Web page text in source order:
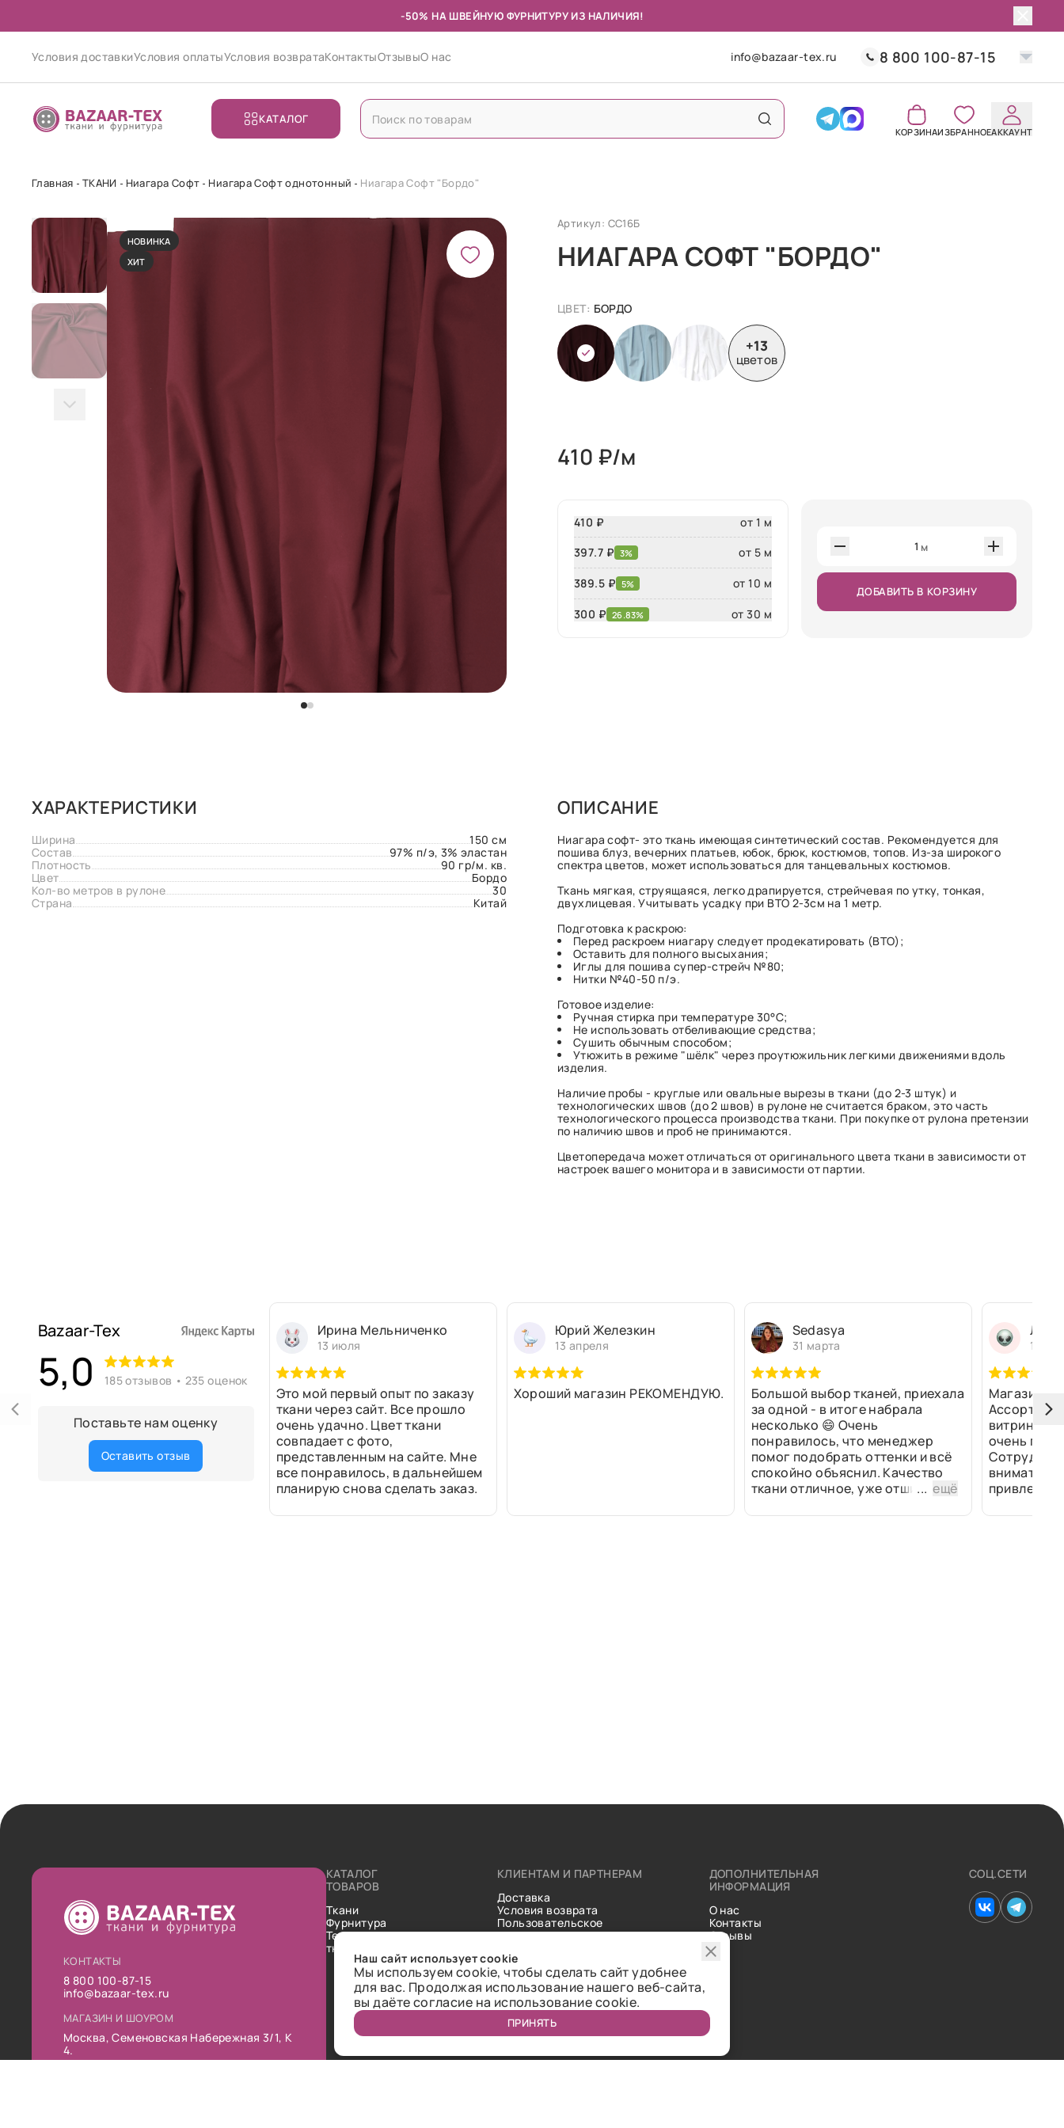
-50% НА ШВЕЙНУЮ ФУРНИТУРУ ИЗ НАЛИЧИЯ!
Условия доставкиУсловия оплатыУсловия возвратаКонтактыОтзывыО нас info@bazaar-tex.ru 8 800 100-87-15
КАТАЛОГ
КОРЗИНАИЗБРАННОЕАККАУНТ
Главная ТКАНИ Ниагара Софт Ниагара Софт однотонный Ниагара Софт "Бордо"
НОВИНКА
ХИТ
Артикул: СС16Б
НИАГАРА СОФТ "БОРДО"
ЦВЕТ: БОРДО
+13
цветов
410 ₽/м
410 ₽
от 1 м
397.7 ₽ 3% от 5 м
389.5 ₽ 5% от 10 м
300 ₽ 26.83% от 30 м
1 м
ДОБАВИТЬ В КОРЗИНУ
ХАРАКТЕРИСТИКИ
Ширина
150 см
Состав
97% п/э, 3% эластан
Плотность
90 гр/м. кв.
Цвет
Бордо
Кол-во метров в рулоне
30
Страна
Китай
ОПИСАНИЕ
Ниагара софт- это ткань имеющая синтетический состав. Рекомендуется для
пошива блуз, вечерних платьев, юбок, брюк, костюмов, топов. Из-за широкого
спектра цветов, может использоваться для танцевальных костюмов.
Ткань мягкая, струящаяся, легко драпируется, стрейчевая по утку, тонкая,
двухлицевая. Учитывать усадку при ВТО 2-3см на 1 метр.
Подготовка к раскрою:
Перед раскроем ниагару следует продекатировать (ВТО);
Оставить для полного высыхания;
Иглы для пошива супер-стрейч №80;
Нитки №40-50 п/э.
Готовое изделие:
Ручная стирка при температуре 30°С;
Не использовать отбеливающие средства;
Сушить обычным способом;
Утюжить в режиме "шёлк" через проутюжильник легкими движениями вдоль
изделия.
Наличие пробы - круглые или овальные вырезы в ткани (до 2-3 штук) и
технологических швов (до 2 швов) в рулоне не считается браком, это часть
технологического процесса производства ткани. При покупке от рулона претензии
по наличию швов и проб не принимаются.
Цветопередача может отличаться от оригинального цвета ткани в зависимости от
настроек вашего монитора и в зависимости от партии.
Bazaar-Tex
5,0 185 отзывов • 235 оценок
Поставьте нам оценку
Оставить отзыв
Ирина Мельниченко
13 июля
Это мой первый опыт по заказу
ткани через сайт. Все прошло
очень удачно. Цвет ткани
совпадает с фото,
представленным на сайте. Мне
все понравилось, в дальнейшем
планирую снова сделать заказ.
Юрий Железкин
13 апреля
Хороший магазин РЕКОМЕНДУЮ.
Sedasya
31 марта
Большой выбор тканей, приехала
за одной - в итоге набрала
несколько 😄 Очень
понравилось, что менеджер
помог подобрать оттенки и всё
спокойно объяснил. Качество
ткани отличное, уже отшили...ещё
13
Магазин
витринах
очень
привлек
рулоны
КОНТАКТЫ
8 800 100-87-15
info@bazaar-tex.ru
МАГАЗИН И ШОУРОМ
Москва, Семеновская Набережная 3/1, К
4.
КАТАЛОГ
ТОВАРОВ
Ткани
Фурнитура
Технические
ткани
КЛИЕНТАМ И ПАРТНЕРАМ
Доставка
Условия возврата
Пользовательское
соглашение
Статьи
ДОПОЛНИТЕЛЬНАЯ
ИНФОРМАЦИЯ
О нас
Контакты
Отзывы
СОЦ.СЕТИ
Наш сайт использует cookie
Мы используем cookie, чтобы сделать сайт удобнее
для вас. Продолжая использование нашего веб-сайта,
вы даёте согласие на использование cookie.
ПРИНЯТЬ